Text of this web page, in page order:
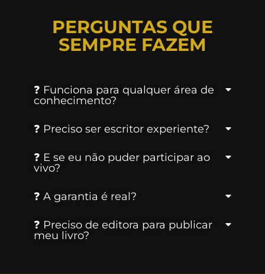
PERGUNTAS QUE
SEMPRE FAZEM
❓ Funciona para qualquer área de
conhecimento?
❓ Preciso ser escritor experiente?
❓ E se eu não puder participar ao
vivo?
❓ A garantia é real?
❓ Preciso de editora para publicar
meu livro?